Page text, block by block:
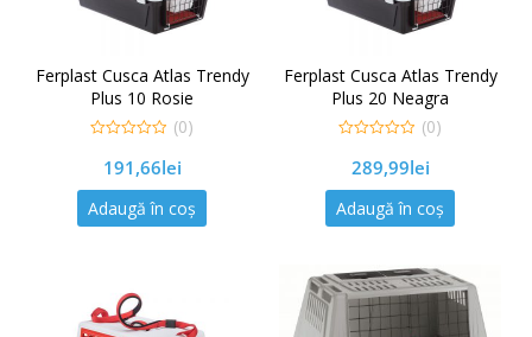
Ferplast Cusca Atlas Trendy
Plus 10 Rosie
out
5
(0)
191,66lei
Adaugă în coș
Ferplast Cusca Atlas Trendy
Plus 20 Neagra
out
5
(0)
289,99lei
Adaugă în coș